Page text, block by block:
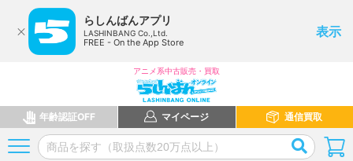
らしんばんアプリ
LASHINBANG Co.,Ltd.
FREE - On the App Store
表示
アニメ系中古販売・買取
年齢認証OFF マイページ 通信買取